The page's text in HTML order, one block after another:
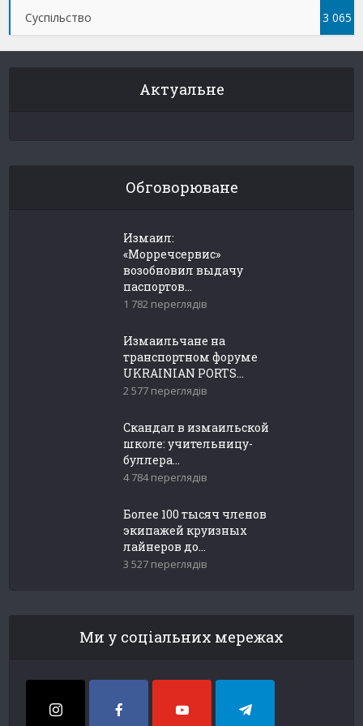
Суспільство 3 065
Актуальне
Обговорюване
Измаил:
«Морречсервис»
возобновил выдачу
паспортов...
1 782 переглядів
Измаильчане на
транспортном форуме
UKRAINIAN PORTS...
2 577 переглядів
Скандал в измаильской
школе: учительницу-
буллера...
4 784 переглядів
Более 100 тысяч членов
экипажей круизных
лайнеров до...
3 527 переглядів
Ми у соціальних мережах